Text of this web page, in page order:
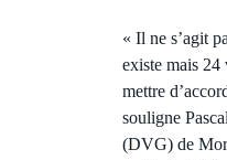
« Il ne s’agit
existe mais
mettre
souligne
(DVG) de